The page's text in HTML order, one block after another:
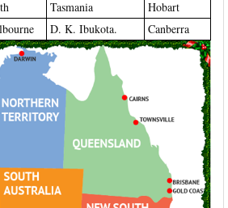
Tasmania
Hobart
D. K. Ibukota. Canberra